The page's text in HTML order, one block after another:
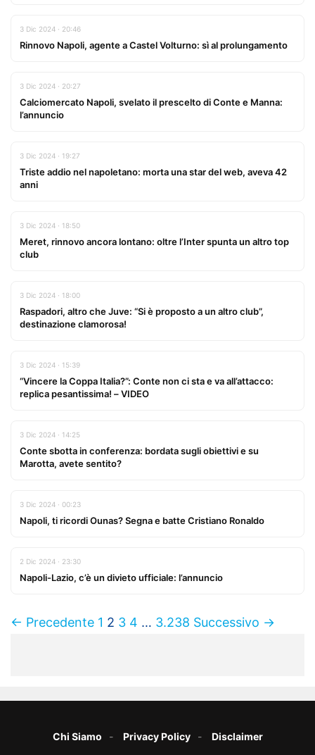
3 Dic 2024 · 20:46
Rinnovo Napoli, agente a Castel Volturno: sì al prolungamento
3 Dic 2024 · 20:27
Calciomercato Napoli, svelato il prescelto di Conte e Manna:
l’annuncio
3 Dic 2024 · 19:27
Triste addio nel napoletano: morta una star del web, aveva 42
anni
3 Dic 2024 · 18:50
Meret, rinnovo ancora lontano: oltre l’Inter spunta un altro top
club
3 Dic 2024 · 18:00
Raspadori, altro che Juve: “Si è proposto a un altro club”,
destinazione clamorosa!
3 Dic 2024 · 15:39
“Vincere la Coppa Italia?”: Conte non ci sta e va all’attacco:
replica pesantissima! – VIDEO
3 Dic 2024 · 14:25
Conte sbotta in conferenza: bordata sugli obiettivi e su
Marotta, avete sentito?
3 Dic 2024 · 00:23
Napoli, ti ricordi Ounas? Segna e batte Cristiano Ronaldo
2 Dic 2024 · 23:30
Napoli-Lazio, c’è un divieto ufficiale: l’annuncio
← Precedente 1 2 3 4 … 3.238 Successivo →
Chi Siamo Privacy Policy Disclaimer